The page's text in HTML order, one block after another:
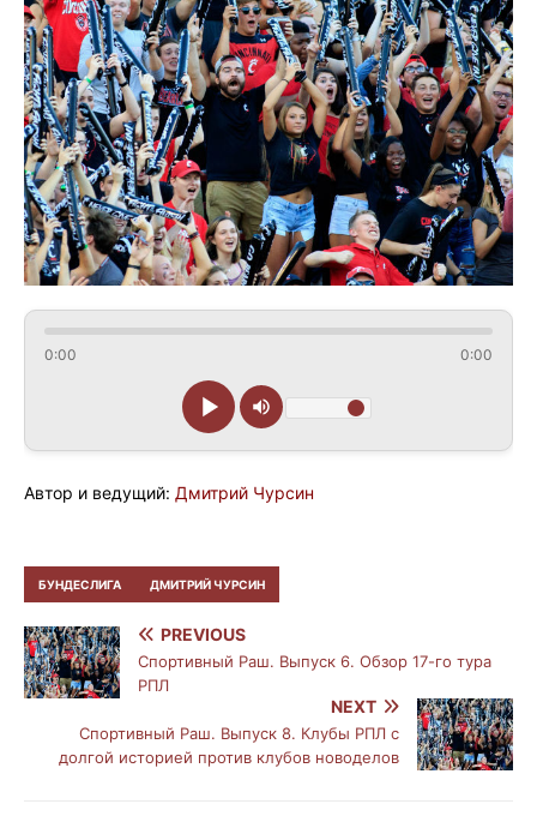
0:00 0:00
Автор и ведущий: Дмитрий Чурсин
БУНДЕСЛИГА ДМИТРИЙ ЧУРСИН
PREVIOUS
Спортивный Раш. Выпуск 6. Обзор 17-го тура
РПЛ
NEXT
Спортивный Раш. Выпуск 8. Клубы РПЛ с
долгой историей против клубов новоделов